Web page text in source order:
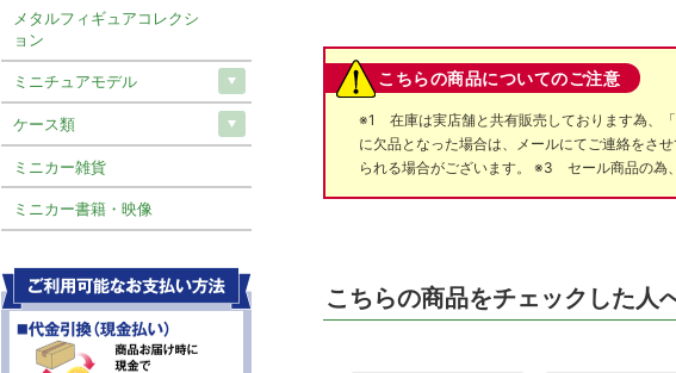
こちらの商品についてのご注意
※1 在庫は実店舗と共有販売しております為、
に欠品となった場合は、メールにてご連絡をさ
られる場合がございます。 ※3 セール商品の為
こちらの商品をチェックした人
メタルフィギュアコレクシ
ョン
ミニチュアモデル
ケース類
ミニカー雑貨
ミニカー書籍・映像